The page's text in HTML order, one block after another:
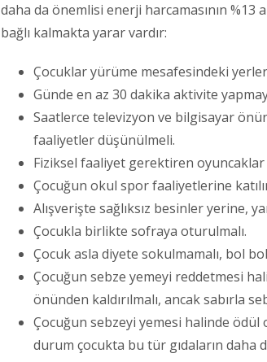
daha da önemlisi enerji harcamasının %13
bağlı kalmakta yarar vardır:
Çocuklar yürüme mesafesindeki
Günde en az 30 dakika aktivite
Saatlerce televizyon ve bilgisayar
faaliyetler düşünülmeli.
Fiziksel faaliyet gerektiren oyuncaklar
Çocuğun okul spor faaliyetlerine
Alışverişte sağlıksız besinler yerine,
Çocukla birlikte sofraya oturulmalı.
Çocuk asla diyete sokulmamalı, bol
Çocuğun sebze yemeyi reddetmesi
önünden kaldırılmalı, ancak sabırla
Çocuğun sebzeyi yemesi halinde
durum çocukta bu tür gıdaların daha